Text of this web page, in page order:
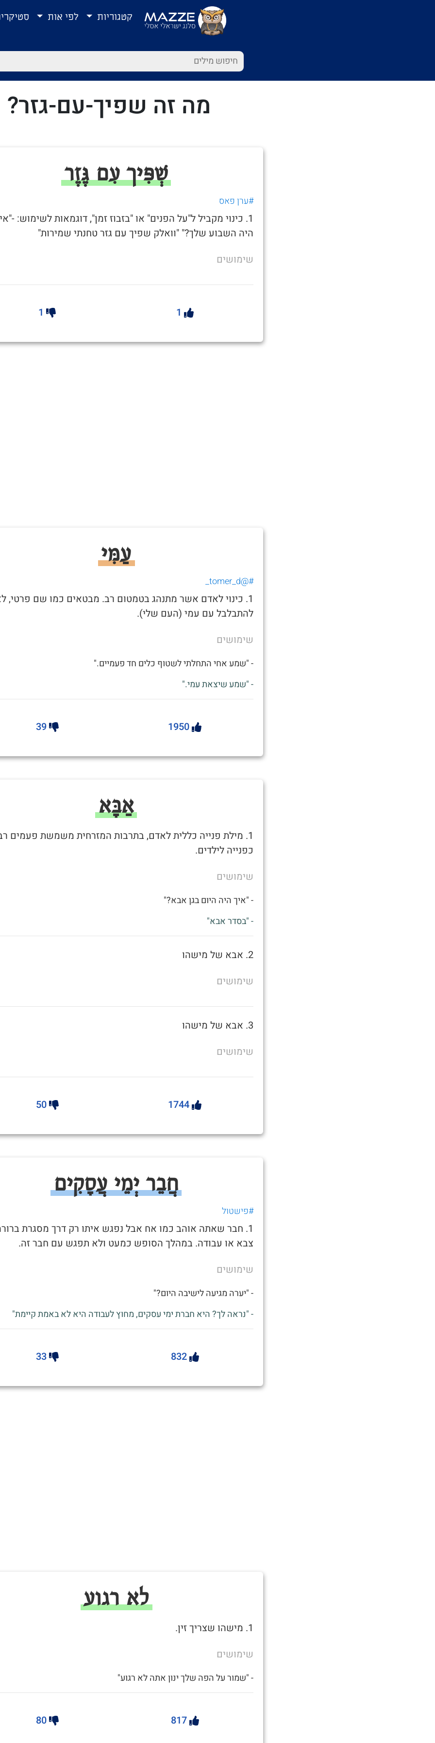
קטגוריות לפי אות
מה זה שפיך-עם-גזר?
שְׁפִּיך עִם גֶּזֶר
#ערן פאס
1. כינוי מקביל ל"על הפנים" או "בזבוז זמן", דוגמאות לשימוש: -
היה השבוע שלך?" "וואלק שפיך עם גזר טחנתי שמירות"
שימושים
1
1
עַמִּי
#@tomer_d_
1. כינוי לאדם אשר מתנהג בטמטום רב. מבטאים כמו שם פרטי,
להתבלבל עם עמי (העם שלי).
שימושים
- "שמע אחי התחלתי לשטוף כלים חד פעמיים."
- "שמע שיצאת עמי."
1950
39
אַבָּא
1. מילת פנייה כללית לאדם, בתרבות המזרחית משמשת פעמים
כפנייה לילדים.
שימושים
- "איך היה היום בגן אבא?"
- "בסדר אבא"
2. אבא של מישהו
שימושים
3. אבא של מישהו
שימושים
1744
50
חֲבֵר יְמֵי עֲסָקִים
#פישטול
1. חבר שאתה אוהב כמו אח אבל נפגש איתו רק דרך מסגרת
צבא או עבודה. במהלך הסופש כמעט ולא תפגש עם חבר זה.
שימושים
- "יערה מגיעה לישיבה היום?"
- "נראה לך? היא חברת ימי עסקים, מחוץ לעבודה היא לא באמת קיימת"
832
33
לא רגוע
1. מישהו שצריך זין.
שימושים
- "שמור על הפה שלך ינון אתה לא רגוע"
817
80